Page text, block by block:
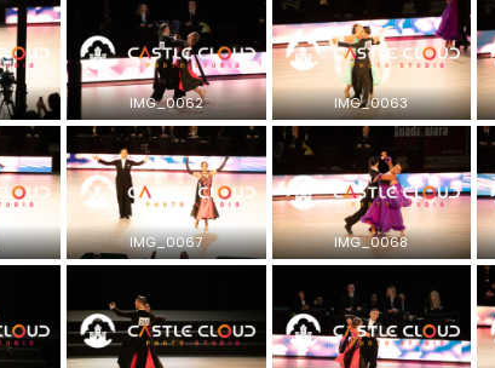
IMG_0062 IMG_0063
IMG_0067 IMG_0068